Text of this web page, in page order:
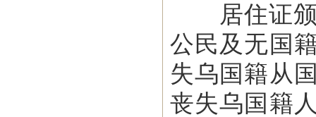
居住证颁
公民及无国
失乌国籍从
丧失乌国籍